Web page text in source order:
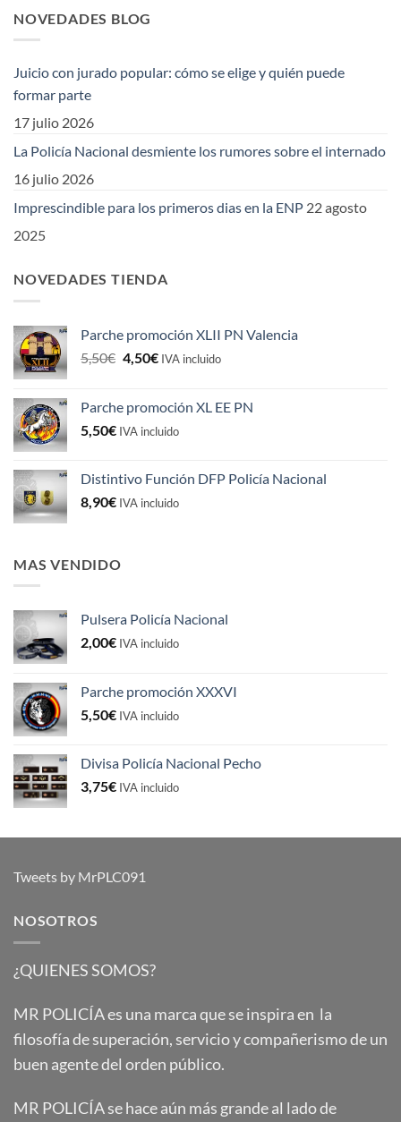
NOVEDADES BLOG
Juicio con jurado popular: cómo se elige y quién puede
formar parte
17 julio 2026
La Policía Nacional desmiente los rumores sobre el internado
16 julio 2026
Imprescindible para los primeros dias en la ENP 22 agosto
2025
NOVEDADES TIENDA
Parche promoción XLII PN Valencia
5,50€ El
era:
5,50€.
4,50€El
es:
4,50€.
IVA incluido
Parche promoción XL EE PN
5,50€ IVA incluido
Distintivo Función DFP Policía Nacional
8,90€ IVA incluido
MAS VENDIDO
Pulsera Policía Nacional
2,00€ IVA incluido
Parche promoción XXXVI
5,50€ IVA incluido
Divisa Policía Nacional Pecho
3,75€ IVA incluido
Tweets by MrPLC091
NOSOTROS
¿QUIENES SOMOS?
MR POLICÍA es una marca que se inspira en la
filosofía de superación, servicio y compañerismo de un
buen agente del orden público.
MR POLICÍA se hace aún más grande al lado de